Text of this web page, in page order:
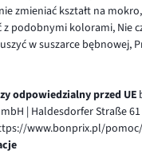
zmieniać kształt na
z podobnymi kolorami, Nie
w suszarce bębnowej,
odpowiedzialny przed UE
| Haldesdorfer Straße
www.bonprix.pl/